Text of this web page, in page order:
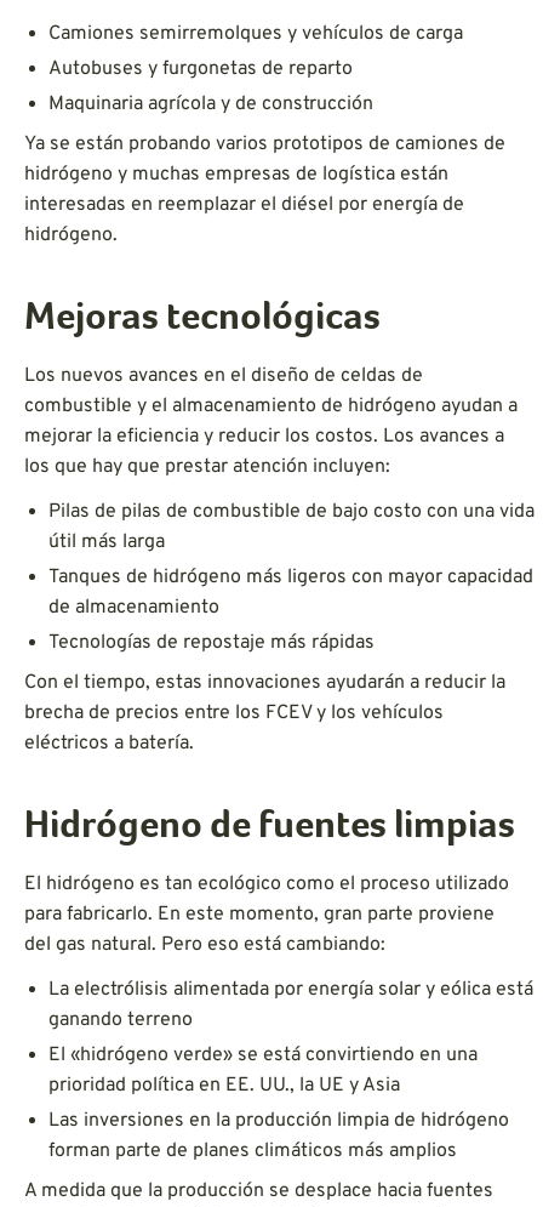
Camiones semirremolques y vehículos de carga
Autobuses y furgonetas de reparto
Maquinaria agrícola y de construcción
Ya se están probando varios prototipos de camiones de
hidrógeno y muchas empresas de logística están
interesadas en reemplazar el diésel por energía de
hidrógeno.
Mejoras tecnológicas
Los nuevos avances en el diseño de celdas de
combustible y el almacenamiento de hidrógeno ayudan a
mejorar la eficiencia y reducir los costos. Los avances a
los que hay que prestar atención incluyen:
Pilas de pilas de combustible de bajo costo con una vida
útil más larga
Tanques de hidrógeno más ligeros con mayor capacidad
de almacenamiento
Tecnologías de repostaje más rápidas
Con el tiempo, estas innovaciones ayudarán a reducir la
brecha de precios entre los FCEV y los vehículos
eléctricos a batería.
Hidrógeno de fuentes limpias
El hidrógeno es tan ecológico como el proceso utilizado
para fabricarlo. En este momento, gran parte proviene
del gas natural. Pero eso está cambiando:
La electrólisis alimentada por energía solar y eólica está
ganando terreno
El «hidrógeno verde» se está convirtiendo en una
prioridad política en EE. UU., la UE y Asia
Las inversiones en la producción limpia de hidrógeno
forman parte de planes climáticos más amplios
A medida que la producción se desplace hacia fuentes